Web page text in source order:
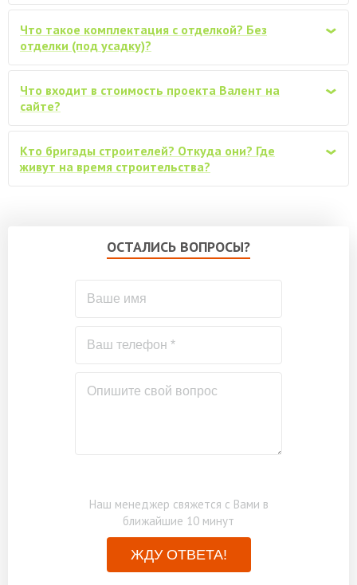
Замена Ондулина на металлочерепицу
«Монтерей» (0,5мм, с капельниками,
Водосточная система ПВХ для крыши,
Снегозадержатели трубчатые, комплект
(по 3м)
от 18000
обрабатывается)
перегородочного бруса
огнебиозащитным антисептиком
снаружи, защитным ср-вом VERES
Бытовка каркасно-щитовая 3х2м
от 21000
‹
Что такое комплектация с отделкой? Без
отделки (под усадку)?
‹
Что входит в стоимость проекта Валент на
сайте?
‹
Кто бригады строителей? Откуда они? Где
живут на время строительства?
ОСТАЛИСЬ ВОПРОСЫ?
Наш менеджер свяжется с Вами в
ближайшие 10 минут
ЖДУ ОТВЕТА!